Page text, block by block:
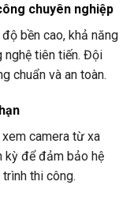
chuyên nghiệp
bền cao, khả năng
nghệ tiên tiến. Đội
chuẩn và an toàn.
camera từ xa
kỳ để đảm bảo hệ
thi công.